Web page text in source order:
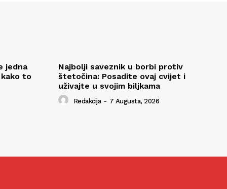
jedna
to
Najbolji saveznik u borbi protiv
štetočina: Posadite ovaj cvijet i
uživajte u svojim biljkama
Redakcija - 7 Augusta, 2026